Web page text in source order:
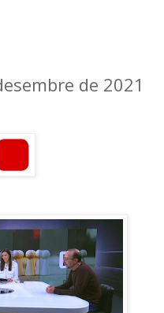
de 2021